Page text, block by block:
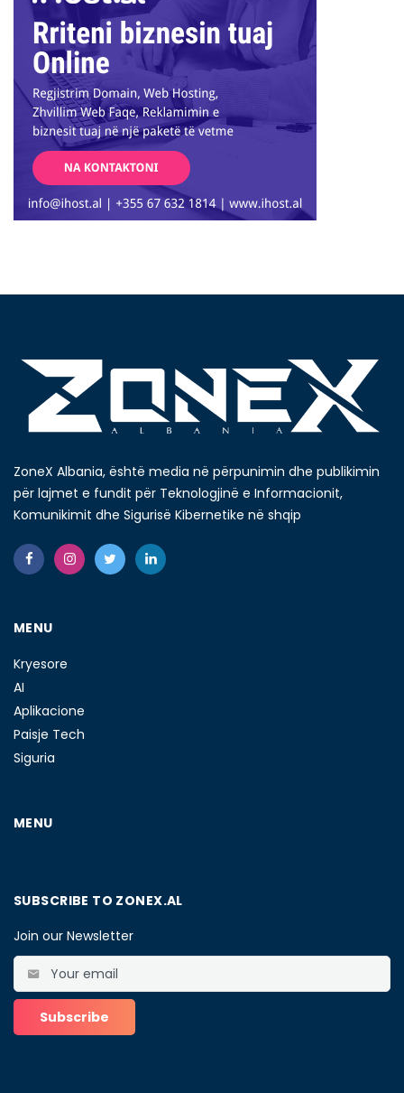
ZoneX Albania, është media në përpunimin dhe publikimin
për lajmet e fundit për Teknologjinë e Informacionit,
Komunikimit dhe Sigurisë Kibernetike në shqip
MENU
Kryesore
AI
Aplikacione
Paisje Tech
Siguria
MENU
SUBSCRIBE TO ZONEX.AL
Join our Newsletter